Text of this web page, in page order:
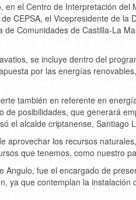
el Centro de Interpretación del
CEPSA, el Vicepresidente de la
Comunidades de Castilla-La
se incluye dentro del
por las energías
también en referente en
posibilidades, que generará
el alcalde criptanense, Santiago
aprovechar los recursos
que tenemos, como nuestro
Angulo, fue el encargado de
ya que contemplan la instalación